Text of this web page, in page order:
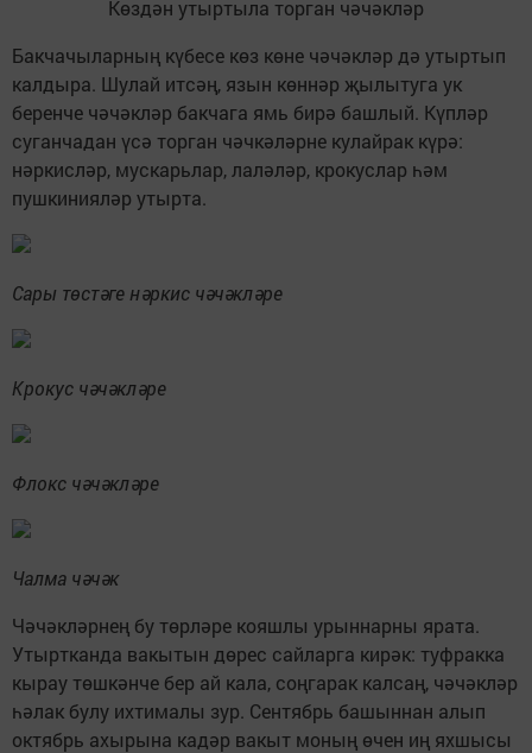
Көздән утыртыла торган чәчәкләр
Бакчачыларның күбесе көз көне чәчәкләр дә утыртып
калдыра. Шулай итсәң, язын көннәр җылытуга ук
беренче чәчәкләр бакчага ямь бирә башлый. Күпләр
суганчадан үсә торган чәчкәләрне кулайрак күрә:
нәркисләр, мускарьлар, лаләләр, крокуслар һәм
пушкинияләр утырта.
Сары төстәге нәркис чәчәкләре
Крокус чәчәкләре
Флокс чәчәкләре
Чалма чәчәк
Чәчәкләрнең бу төрләре кояшлы урыннарны ярата.
Утыртканда вакытын дөрес сайларга кирәк: туфракка
кырау төшкәнче бер ай кала, соңгарак калсаң, чәчәкләр
һәлак булу ихтималы зур. Сентябрь башыннан алып
октябрь ахырына кадәр вакыт моның өчен иң яхшысы